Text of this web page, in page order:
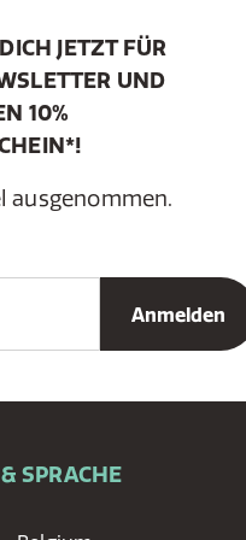
JETZT FÜR
UND
10%
ausgenommen.
SPRACHE